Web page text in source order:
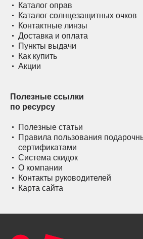
Каталог оправ
Каталог солнцезащитных очков
Контактные линзы
Доставка и оплата
Пункты выдачи
Как купить
Акции
Полезные ссылки
по ресурсу
Полезные статьи
Правила пользования
сертификатами
Система скидок
О компании
Контакты руководителей
Карта сайта